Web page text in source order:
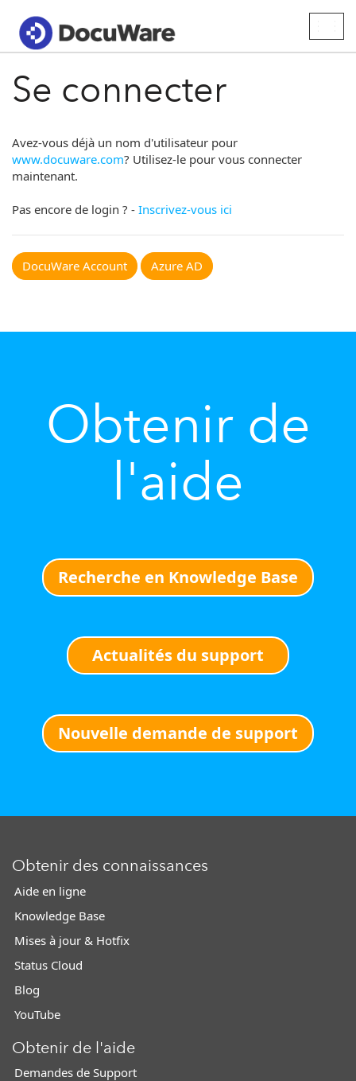
Se connecter
Avez-vous déjà un nom d'utilisateur pour
www.docuware.com? Utilisez-le pour vous connecter
maintenant.
Pas encore de login ? - Inscrivez-vous ici
DocuWare Account Azure AD
Obtenir de
l'aide
Recherche en Knowledge Base
Actualités du support
Nouvelle demande de support
Obtenir des connaissances
Aide en ligne
Knowledge Base
Mises à jour & Hotfix
Status Cloud
Blog
YouTube
Obtenir de l'aide
Demandes de Support